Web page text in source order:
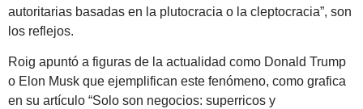
autoritarias basadas en la plutocracia o la cleptocracia”, son
los reflejos.
Roig apuntó a figuras de la actualidad como Donald Trump
o Elon Musk que ejemplifican este fenómeno, como grafica
en su artículo “Solo son negocios: superricos y